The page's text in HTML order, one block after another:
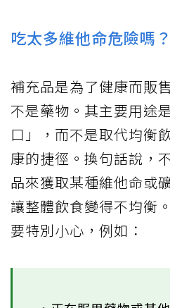
吃太多維他命危險嗎？
補充品是為了健康而販
不是藥物。其主要用途
口」，而不是取代均衡
康的捷徑。換句話說，
品來獲取某種維他命或
讓整體飲食變得不均衡
要特別小心，例如：